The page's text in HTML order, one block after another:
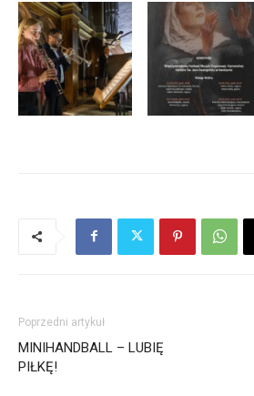
Poprzedni artykuł
MINIHANDBALL – LUBIĘ
PIŁKĘ!